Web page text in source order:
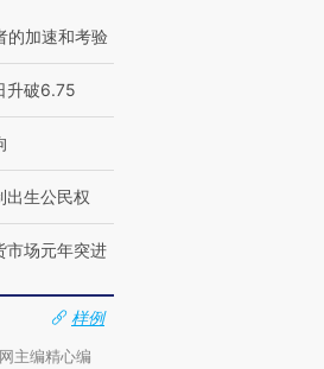
的加速和考验
升破6.75
出生公民权
市场元年突进
样例
主编精心编